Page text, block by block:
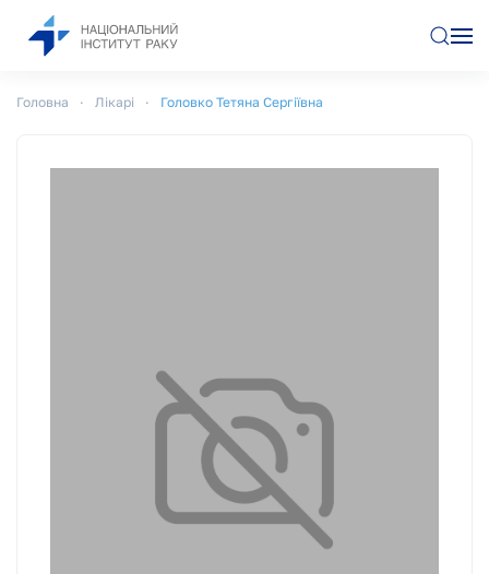
Головна Лікарі Головко Тетяна Сергіївна